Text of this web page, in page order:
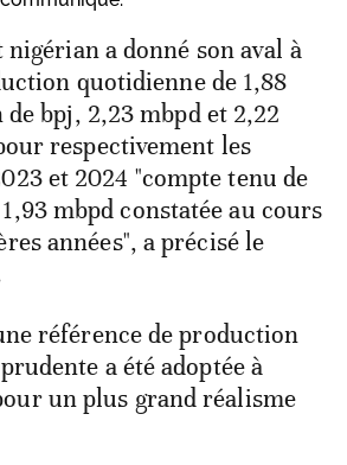
nigérian a donné son aval à
quotidienne de 1,88
bpj, 2,23 mbpd et 2,22
respectivement les
et 2024 "compte tenu de
mbpd constatée au cours
années", a précisé le
référence de production
a été adoptée à
un plus grand réalisme